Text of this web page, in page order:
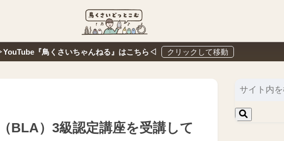
『鳥くさいちゃんねる』はこちら◁
BLA）3級認定講座を受講して